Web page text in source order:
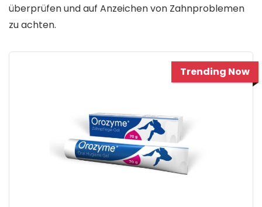
überprüfen und auf Anzeichen von Zahnproblemen
zu achten.
Trending Now